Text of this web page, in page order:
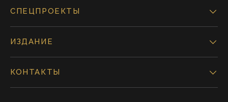
СПЕЦПРОЕКТЫ
ИЗДАНИЕ
КОНТАКТЫ